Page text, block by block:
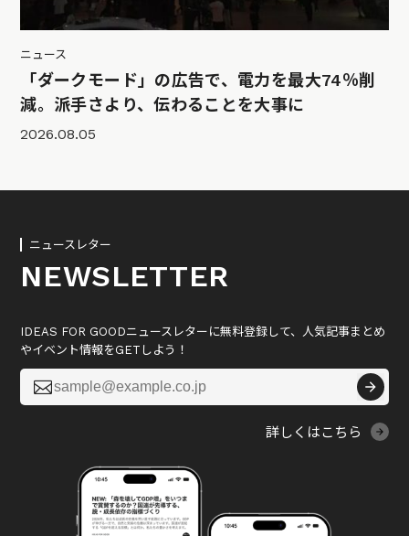
ニュース
「ダークモード」の広告で、電力を最大74％削
減。派手さより、伝わることを大事に
2026.08.05
ニュースレター
NEWSLETTER
IDEAS FOR GOODニュースレターに無料登録して、人気記事まとめ
やイベント情報をGETしよう！

詳しくはこちら